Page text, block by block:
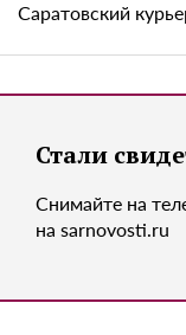
Саратовский
Стали
Снимайте на
на sarnovosti.ru